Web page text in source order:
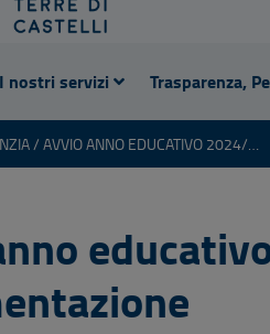
I nostri servizi Trasparenza,